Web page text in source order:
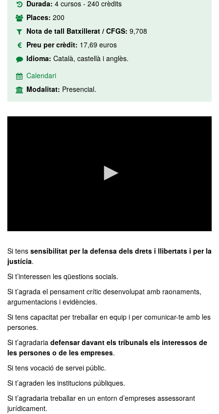
Durada: 4 cursos - 240 crèdits
Places: 200
Nota de tall Batxillerat / CFGS: 9,708
Preu per crèdit: 17,69 euros
Idioma: Català, castellà i anglès.
Calendari
Modalitat: Presencial.
of
0
seconds
Si tens sensibilitat per la defensa dels drets i llibertats i per la
justícia.
Si t’interessen les qüestions socials.
Si t’agrada el pensament crític desenvolupat amb raonaments,
argumentacions i evidències.
Si tens capacitat per treballar en equip i per comunicar-te amb les
persones.
Si t’agradaria defensar davant els tribunals els interessos de
les persones o de les empreses.
Si tens vocació de servei públic.
Si t’agraden les institucions públiques.
Si t’agradaria treballar en un entorn d’empreses assessorant
jurídicament.